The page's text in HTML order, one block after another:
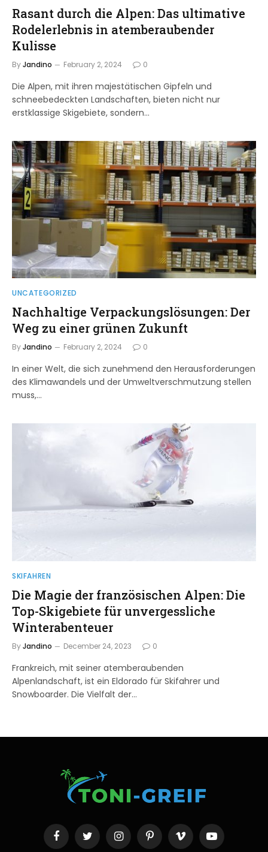
Rasant durch die Alpen: Das ultimative
Rodelerlebnis in atemberaubender
Kulisse
ByJandino February 2, 2024 0
Die Alpen, mit ihren majestätischen Gipfeln und
schneebedeckten Landschaften, bieten nicht nur
erstklassige Skigebiete, sondern…
UNCATEGORIZED
Nachhaltige Verpackungslösungen: Der
Weg zu einer grünen Zukunft
ByJandino February 2, 2024 0
In einer Welt, die sich zunehmend den Herausforderungen
des Klimawandels und der Umweltverschmutzung stellen
muss,…
SKIFAHREN
Die Magie der französischen Alpen: Die
Top-Skigebiete für unvergessliche
Winterabenteuer
ByJandino December 24, 2023 0
Frankreich, mit seiner atemberaubenden
Alpenlandschaft, ist ein Eldorado für Skifahrer und
Snowboarder. Die Vielfalt der…
FacebookTwitter InstagramPinterestVimeo YouTube